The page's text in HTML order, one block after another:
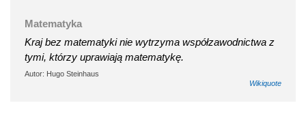
Matematyka
Kraj bez matematyki nie wytrzyma współzawodnictwa z
tymi, którzy uprawiają matematykę.
Autor: Hugo Steinhaus
Wikiquote